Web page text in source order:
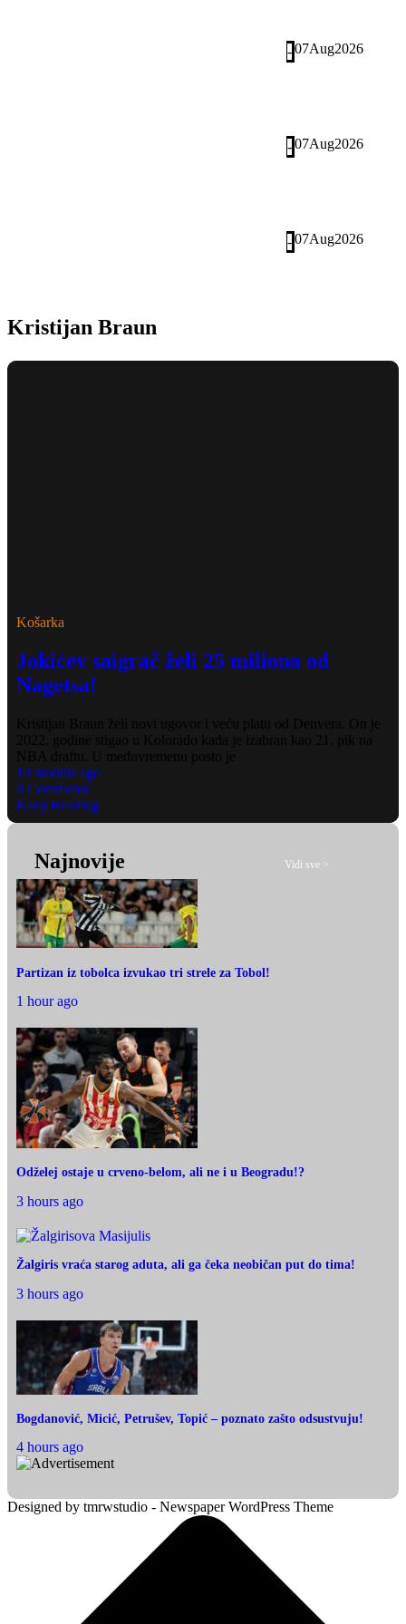
- 07Aug2026
- 07Aug2026
- 07Aug2026
Kristijan Braun
Košarka
Jokićev saigrač želi 25 miliona od
Nagetsa!
10 months ago
0 Comments
Keep Reading
Najnovije Vidi sve >
Partizan iz tobolca izvukao tri strele za Tobol!
1 hour ago
Odželej ostaje u crveno-belom, ali ne i u Beogradu!?
3 hours ago
Žalgiris vraća starog aduta, ali ga čeka neobičan put do tima!
3 hours ago
Bogdanović, Micić, Petrušev, Topić – poznato zašto odsustvuju!
4 hours ago
Designed by tmrwstudio - Newspaper WordPress Theme